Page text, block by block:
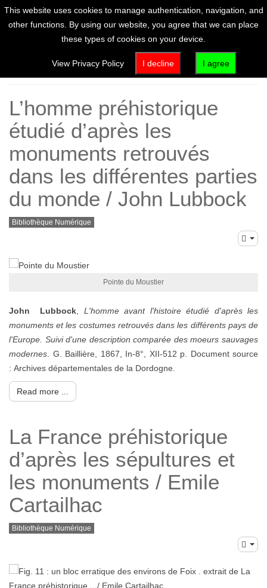
Portail documentaire
L’homme préhistorique
étudié d’après les
monuments retrouvés
dans les différentes parties
du monde / John Lubbock
Bibliothèque Numérique
Pointe du Moustier
John Lubbock
L'homme avant l'histoire étudié d'après les
monuments et les costumes retrouvés dans les différents pays de
l'Europe. Suivi d'une description comparée des moeurs sauvages
modernes . G. Baillière, 1867, In-8°, XII-512 p. Document source
: Archives départementales de la Dordogne.
Read more ...
La France préhistorique
d’après les sépultures et
les monuments / Emile
Cartailhac
Bibliothèque Numérique
This website uses cookies to manage authentication, navigation, and
other functions. By using our website, you agree that we can place
these types of cookies on your device.
View Privacy Policy I decline I agree